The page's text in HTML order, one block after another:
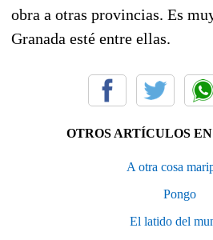
obra a otras provincias. Es
Granada esté entre ellas.
OTROS ARTÍCULOS
A otra cosa
Pongo
El latido del